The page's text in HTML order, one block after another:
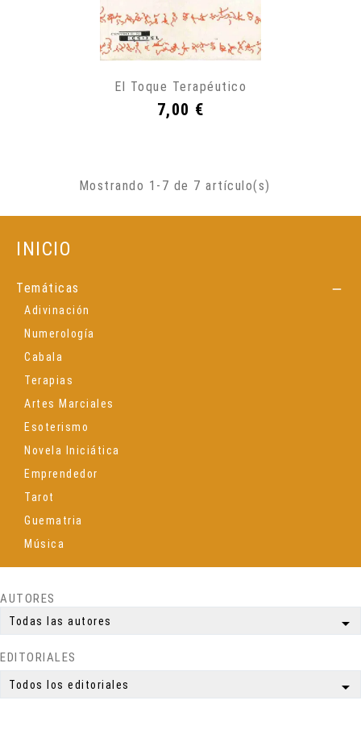
El Toque Terapéutico
Precio
7,00 €
Mostrando 1-7 de 7 artículo(s)
INICIO
Temáticas 
Adivinación
Numerología
Cabala
Terapias
Artes Marciales
Esoterismo
Novela Iniciática
Emprendedor
Tarot
Guematria
Música
Espiritualidad
Meditación
Yoga
Simbología
Mitología
AUTORES
Todas las autores arrow_drop_down
EDITORIALES
Todos los editoriales arrow_drop_down